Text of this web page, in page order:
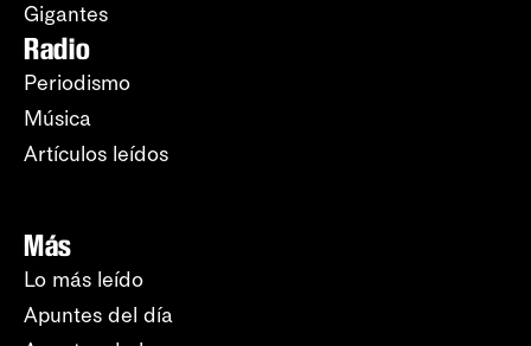
Gigantes
Radio
Periodismo
Música
Artículos leídos
Más
Lo más leído
Apuntes del día